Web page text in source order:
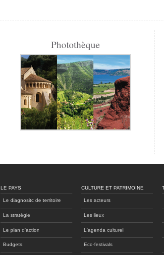
Photothèque
LE PAYS
Le diagnositc de territoire
La stratégie
Le plan d'action
Budgets
CULTURE ET PATRIMOINE
Les acteurs
Les lieux
L'agenda culturel
Eco-festivals